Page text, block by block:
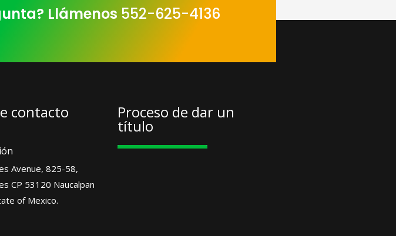
Llámenos 552-625-4136
contacto
Avenue, 825-58,
CP 53120 Naucalpan
of Mexico.
Proceso de dar un
título